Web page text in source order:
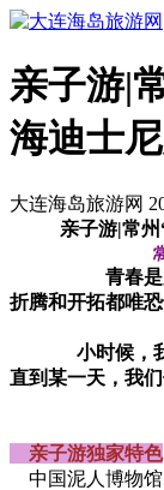
亲子游|
海迪士
大连海岛旅游网
亲子游|常
常州
青春是
折腾和开拓都唯
小时候，
直到某一天，我
亲子游独家特色
中国泥人博物馆